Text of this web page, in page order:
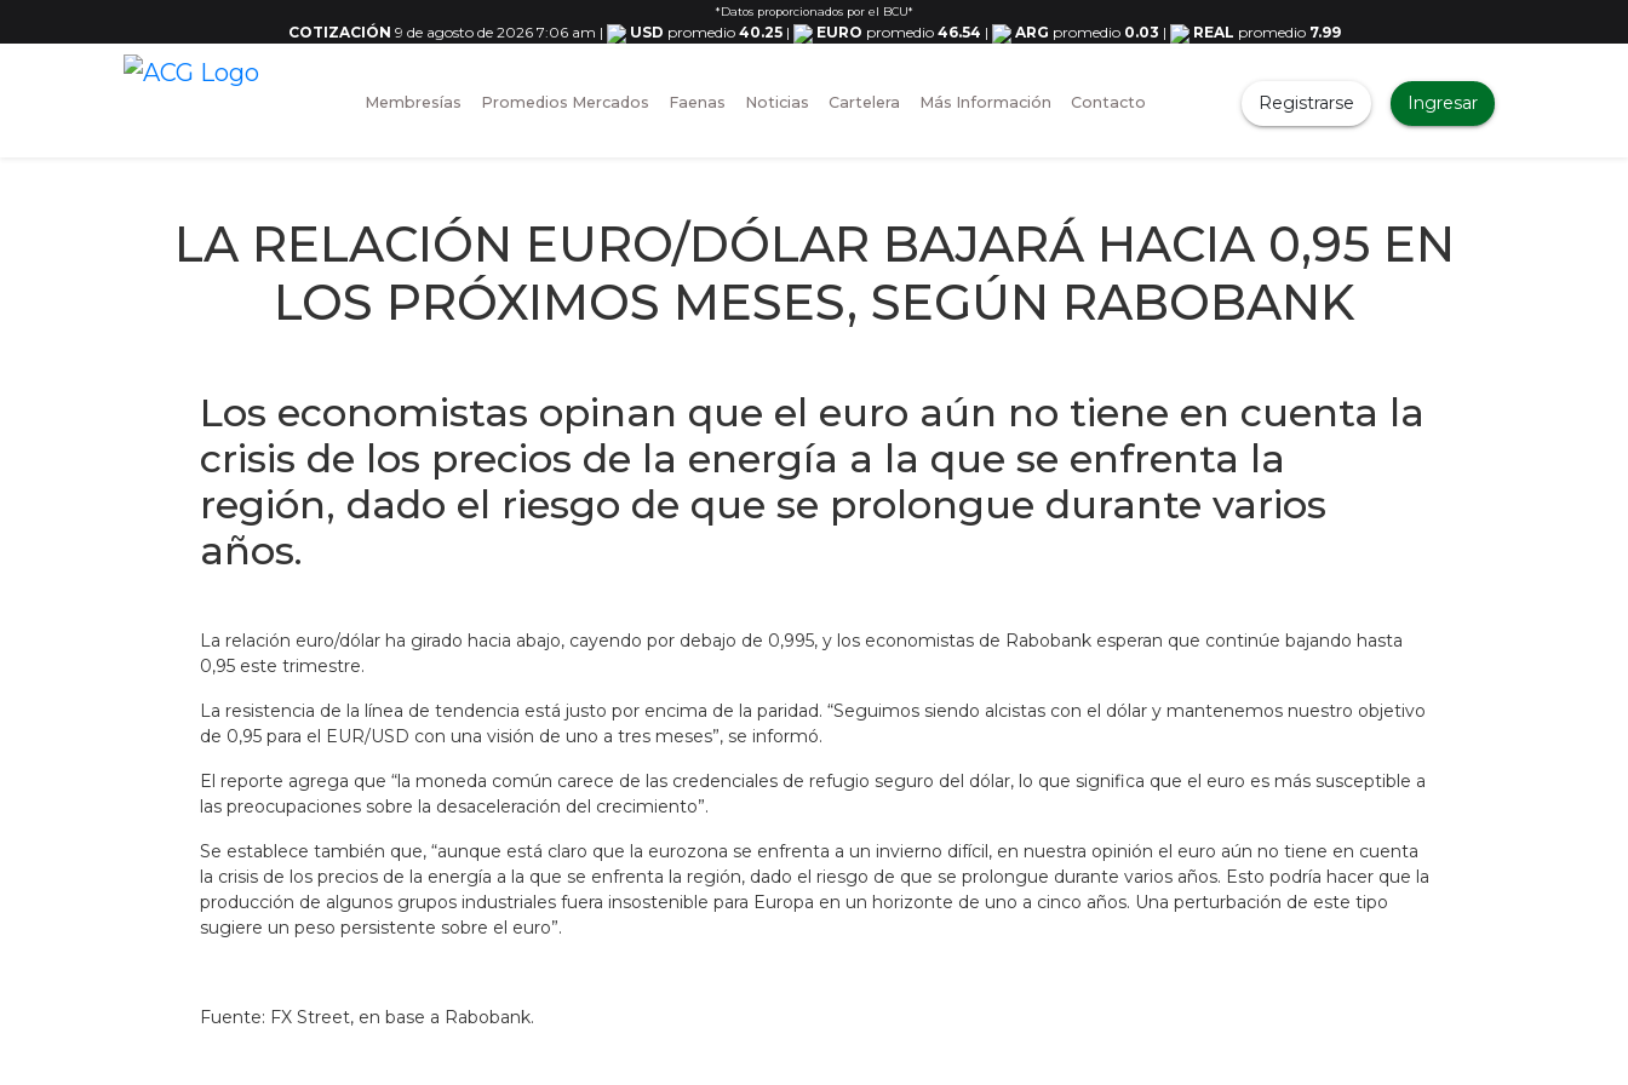
*Datos proporcionados por el BCU*
COTIZACIÓN 9 de agosto de 2026 7:06 am | USD promedio 40.25 | EURO promedio 46.54 | ARG promedio 0.03 | REAL promedio 7.99
Membresías Promedios Mercados Faenas Noticias Cartelera Más Información Contacto Registrarse Ingresar
LA RELACIÓN EURO/DÓLAR BAJARÁ HACIA 0,95 EN
LOS PRÓXIMOS MESES, SEGÚN RABOBANK
Los economistas opinan que el euro aún no tiene en cuenta la
crisis de los precios de la energía a la que se enfrenta la
región, dado el riesgo de que se prolongue durante varios
años.
La relación euro/dólar ha girado hacia abajo, cayendo por debajo de 0,995, y los economistas de Rabobank esperan que continúe bajando hasta
0,95 este trimestre.
La resistencia de la línea de tendencia está justo por encima de la paridad. “Seguimos siendo alcistas con el dólar y mantenemos nuestro objetivo
de 0,95 para el EUR/USD con una visión de uno a tres meses”, se informó.
El reporte agrega que “la moneda común carece de las credenciales de refugio seguro del dólar, lo que significa que el euro es más susceptible a
las preocupaciones sobre la desaceleración del crecimiento”.
Se establece también que, “aunque está claro que la eurozona se enfrenta a un invierno difícil, en nuestra opinión el euro aún no tiene en cuenta
la crisis de los precios de la energía a la que se enfrenta la región, dado el riesgo de que se prolongue durante varios años. Esto podría hacer que la
producción de algunos grupos industriales fuera insostenible para Europa en un horizonte de uno a cinco años. Una perturbación de este tipo
sugiere un peso persistente sobre el euro”.
Fuente: FX Street, en base a Rabobank.